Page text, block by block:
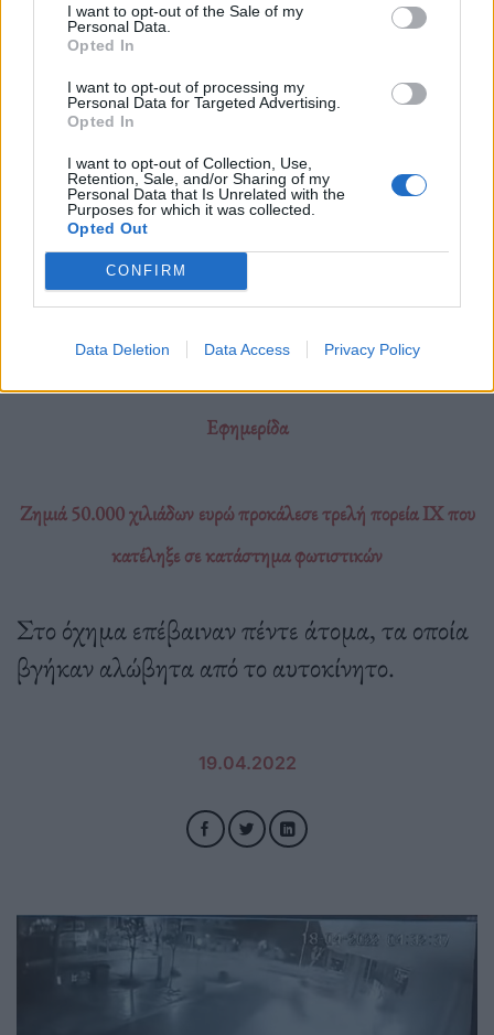
I want to opt-out of the Sale of my
Personal Data.
Opted In
I want to opt-out of processing my
Personal Data for Targeted Advertising.
Opted In
I want to opt-out of Collection, Use,
Retention, Sale, and/or Sharing of my
Personal Data that Is Unrelated with the
Purposes for which it was collected.
Opted Out
CONFIRM
Data Deletion Data Access Privacy Policy
Η βύθιση του Moskva θεωρείται ταπείνωση για την
Ρωσία και τον στόλο της.
Διαβάστε περισσότερα
Δημοσιεύθηκε σεΔιεθνή |
Εφημερίδα
Ζημιά 50.000 χιλιάδων ευρώ προκάλεσε τρελή πορεία ΙΧ που
κατέληξε σε κατάστημα φωτιστικών
Στο όχημα επέβαιναν πέντε άτομα, τα οποία
βγήκαν αλώβητα από το αυτοκίνητο.
19.04.2022